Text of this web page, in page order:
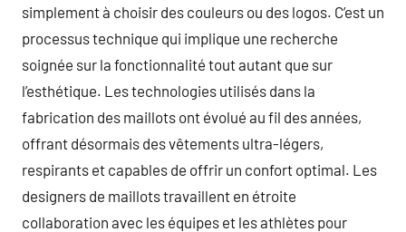
simplement à choisir des couleurs ou des logos. C’est un
processus technique qui implique une recherche
soignée sur la fonctionnalité tout autant que sur
l’esthétique. Les technologies utilisés dans la
fabrication des maillots ont évolué au fil des années,
offrant désormais des vêtements ultra-légers,
respirants et capables de offrir un confort optimal. Les
designers de maillots travaillent en étroite
collaboration avec les équipes et les athlètes pour